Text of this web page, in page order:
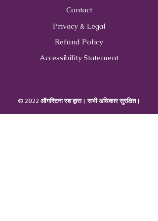
Contact
Privacy & Legal
Refund Policy
Accessibility Statement
© 2022 ऑगस्टिना रश द्वारा। सभी अधिकार सुरक्षित।